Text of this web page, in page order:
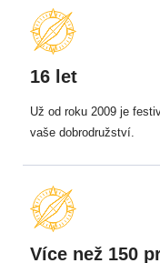
16 let
Už od roku 2009 je
vaše dobrodružství.
Více než 150